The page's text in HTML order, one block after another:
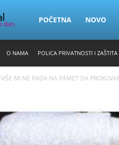
Zena
POČETNA NOVO
O NAMA POLICA PRIVATNOSTI I
VIŠE MI NE PADA NA PAMET DA